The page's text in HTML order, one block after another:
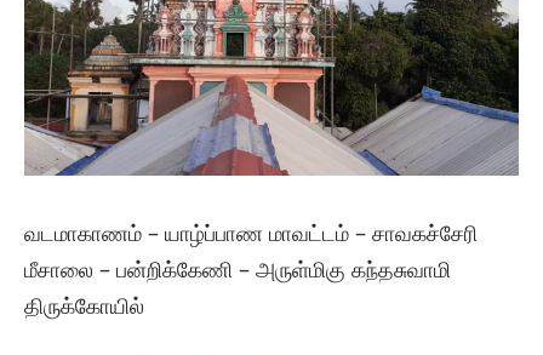
வடமாகாணம் – யாழ்ப்பாண மாவட்டம் – சாவகச்சேரி
மீசாலை – பன்றிக்கேணி – அருள்மிகு கந்தசுவாமி
திருக்கோயில்